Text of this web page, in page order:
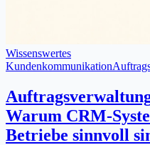
Wissenswertes
Kundenkommunikation
Warum CRM-
Betriebe sinnvoll